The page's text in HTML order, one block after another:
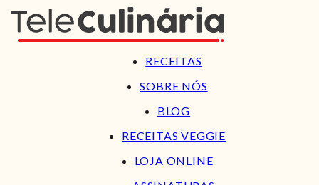
RECEITAS
SOBRE NÓS
BLOG
RECEITAS VEGGIE
LOJA ONLINE